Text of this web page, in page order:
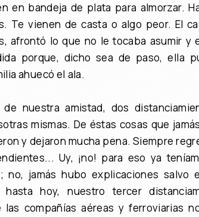
en bandeja de plata para almorzar.
Te vienen de casta o algo peor. El
afrontó lo que no le tocaba asumir y
porque, dicho sea de paso, ella
ahuecó el ala.
nuestra amistad, dos
mismas. De éstas cosas que
y dejaron mucha pena. Siempre
Uy, ¡no! para eso ya
no, jamás hubo explicaciones salvo
hasta hoy, nuestro tercer
compañías aéreas y ferroviarias